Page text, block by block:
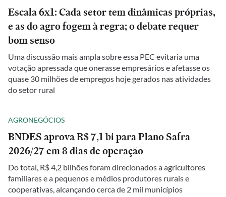
Escala 6x1: Cada setor tem dinâmicas próprias,
e as do agro fogem à regra; o debate requer
bom senso
Uma discussão mais ampla sobre essa PEC evitaria uma
votação apressada que onerasse empresários e afetasse os
quase 30 milhões de empregos hoje gerados nas atividades
do setor rural
AGRONEGÓCIOS
BNDES aprova R$ 7,1 bi para Plano Safra
2026/27 em 8 dias de operação
Do total, R$ 4,2 bilhões foram direcionados a agricultores
familiares e a pequenos e médios produtores rurais e
cooperativas, alcançando cerca de 2 mil municípios